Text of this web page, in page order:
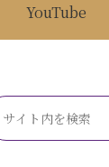
YouTube